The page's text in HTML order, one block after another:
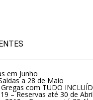
em Junho
a 28 de Maio
com TUDO
– Reservas até 30 de Abril